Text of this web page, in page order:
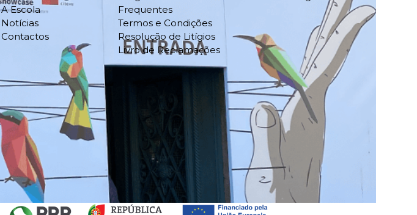
A Escola
Notícias
Contactos
Frequentes
Termos e Condições
Resolução de Litígios
Livro de Reclamações